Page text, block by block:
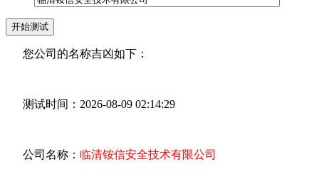
您公司的名称吉凶如下：
测试时间：2026-08-09 02:14:29
公司名称： 临清铵信安全技术有限公司